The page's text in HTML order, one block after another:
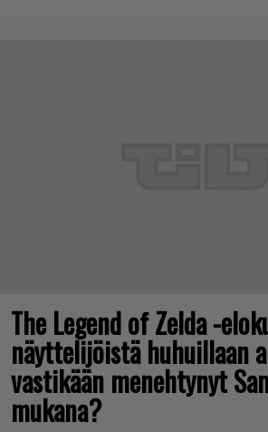
The Legend of Zelda -
näyttelijöistä huhuillaan
vastikään menehtynyt
mukana?